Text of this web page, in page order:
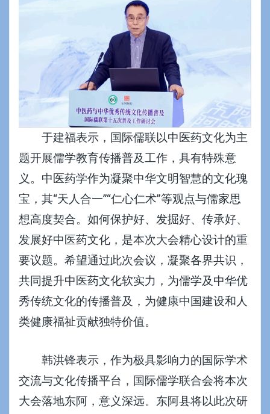
于建福表示，国际儒联以中医药文化为主
题开展儒学教育传播普及工作，具有特殊意
义。中医药学作为凝聚中华文明智慧的文化瑰
宝，其“天人合一”“仁心仁术”等观点与儒家思
想高度契合。如何保护好、发掘好、传承好、
发展好中医药文化，是本次大会精心设计的重
要议题。希望通过此次会议，凝聚各界共识，
共同提升中医药文化软实力，为儒学及中华优
秀传统文化的传播普及，为健康中国建设和人
类健康福祉贡献独特价值。
韩洪锋表示，作为极具影响力的国际学术
交流与文化传播平台，国际儒学联合会将本次
大会落地东阿，意义深远。东阿县将以此次研